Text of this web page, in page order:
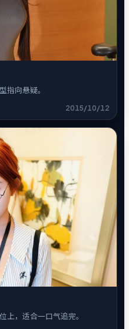
指向悬疑。
2015/10/12
上，适合一口气追完。